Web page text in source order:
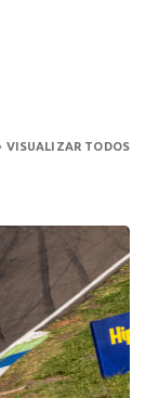
VISUALIZAR TODOS